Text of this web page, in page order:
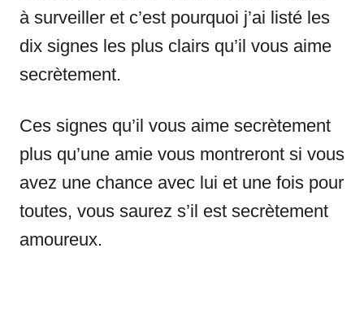
à surveiller et c’est pourquoi j’ai listé les
dix signes les plus clairs qu’il vous aime
secrètement.
Ces signes qu’il vous aime secrètement
plus qu’une amie vous montreront si vous
avez une chance avec lui et une fois pour
toutes, vous saurez s’il est secrètement
amoureux.